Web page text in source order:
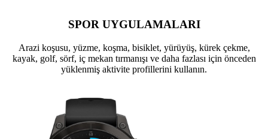
SPOR UYGULAMALARI
Arazi koşusu, yüzme, koşma, bisiklet, yürüyüş, kürek çekme,
kayak, golf, sörf, iç mekan tırmanışı ve daha fazlası için önceden
yüklenmiş aktivite profillerini kullanın.